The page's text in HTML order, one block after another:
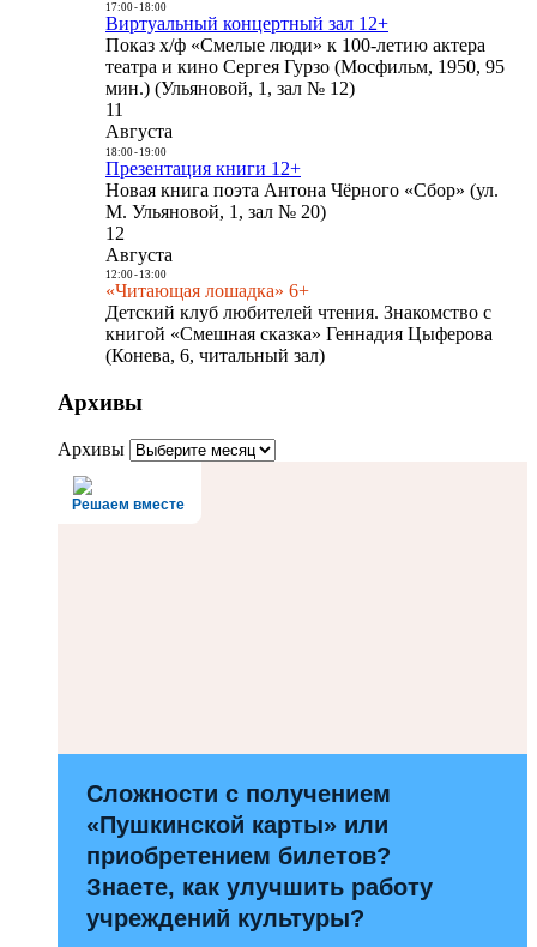
17:00- 18:00
Виртуальный концертный зал 12+
Показ х/ф «Смелые люди» к 100-летию актера
театра и кино Сергея Гурзо (Мосфильм, 1950, 95
мин.) (Ульяновой, 1, зал № 12)
11
Августа
18:00- 19:00
Презентация книги 12+
Новая книга поэта Антона Чёрного «Сбор» (ул.
М. Ульяновой, 1, зал № 20)
12
Августа
12:00- 13:00
«Читающая лошадка» 6+
Детский клуб любителей чтения. Знакомство с
книгой «Смешная сказка» Геннадия Цыферова
(Конева, 6, читальный зал)
Архивы
Архивы
Решаем вместе
Сложности с получением
«Пушкинской карты» или
приобретением билетов?
Знаете, как улучшить работу
учреждений культуры?